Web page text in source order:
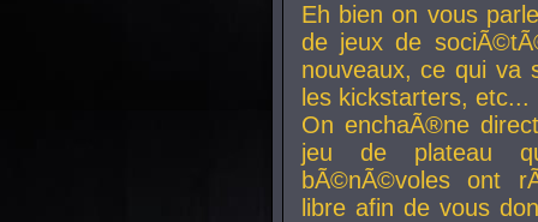
Eh bien on vous
de jeux de
nouveaux, ce qui va
les kickstarters, etc...
On enchaÃ®ne
jeu de plateau
bÃ©nÃ©voles ont
libre afin de vous